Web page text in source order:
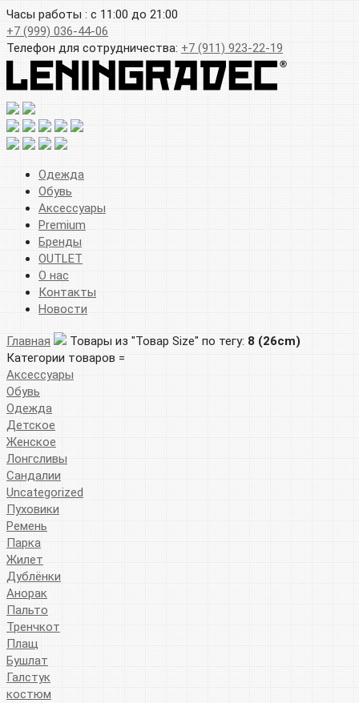
Часы работы : с 11:00 до 21:00
+7 (999) 036-44-06
Телефон для сотрудничества: +7 (911) 923-22-19
Одежда
Обувь
Аксессуары
Premium
Бренды
OUTLET
О нас
Контакты
Новости
Главная Товары из "Товар Size" по тегу: 8 (26cm)
Категории товаров =
Аксессуары
Обувь
Одежда
Детское
Женское
Лонгсливы
Сандалии
Uncategorized
Пуховики
Ремень
Парка
Жилет
Дублёнки
Анорак
Пальто
Тренчкот
Плащ
Бушлат
Галстук
костюм